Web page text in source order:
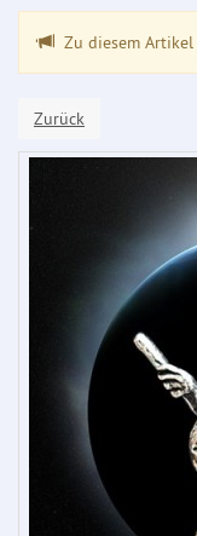
Zu diesem
Zurück